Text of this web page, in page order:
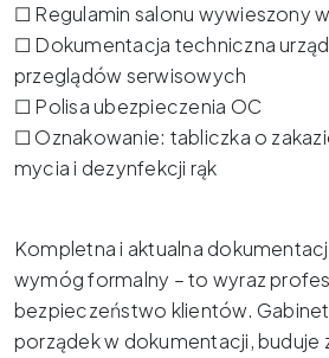
☐ Regulamin salonu wywieszony
☐ Dokumentacja techniczna
przeglądów serwisowych
☐ Polisa ubezpieczenia OC
☐ Oznakowanie: tabliczka o
mycia i dezynfekcji rąk
Kompletna i aktualna
wymóg formalny – to wyraz
bezpieczeństwo klientów.
porządek w dokumentacji, buduje